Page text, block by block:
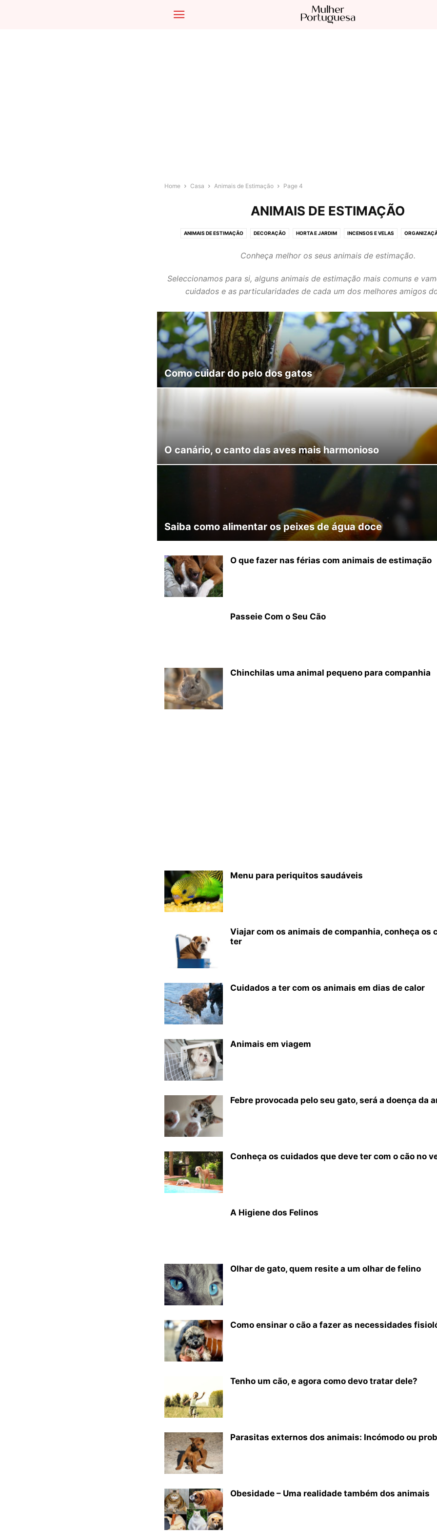
Home Casa Animais de Estimação Page 4
ANIMAIS DE ESTIMAÇÃO
ANIMAIS DE ESTIMAÇÃO DECORAÇÃO HORTA E JARDIM INCENSOS E VELAS
Conheça melhor os seus animais de estimação.
Seleccionamos para si, alguns animais de estimação mais comuns e
cuidados e as particularidades de cada um dos melhores amigos
Como cuidar do pelo dos gatos
O canário, o canto das aves mais harmonioso
Saiba como alimentar os peixes de água doce
O que fazer nas férias com animais de estimação
Passeie Com o Seu Cão
Chinchilas uma animal pequeno para companhia
Menu para periquitos saudáveis
Viajar com os animais de companhia, conheça os
ter
Cuidados a ter com os animais em dias de calor
Animais em viagem
Febre provocada pelo seu gato, será a doença da
Conheça os cuidados que deve ter com o cão no
A Higiene dos Felinos
Olhar de gato, quem resite a um olhar de felino
Como ensinar o cão a fazer as necessidades
Tenho um cão, e agora como devo tratar dele?
Parasitas externos dos animais: Incómodo ou
Obesidade – Uma realidade também dos animais